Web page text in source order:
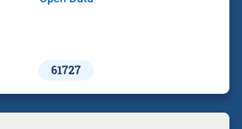
61727